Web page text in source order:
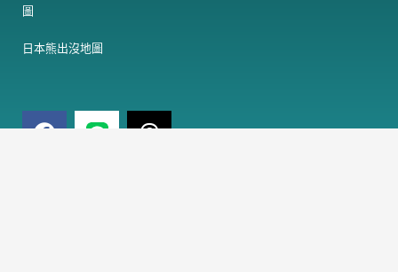
圖
日本熊出沒地圖
F
T